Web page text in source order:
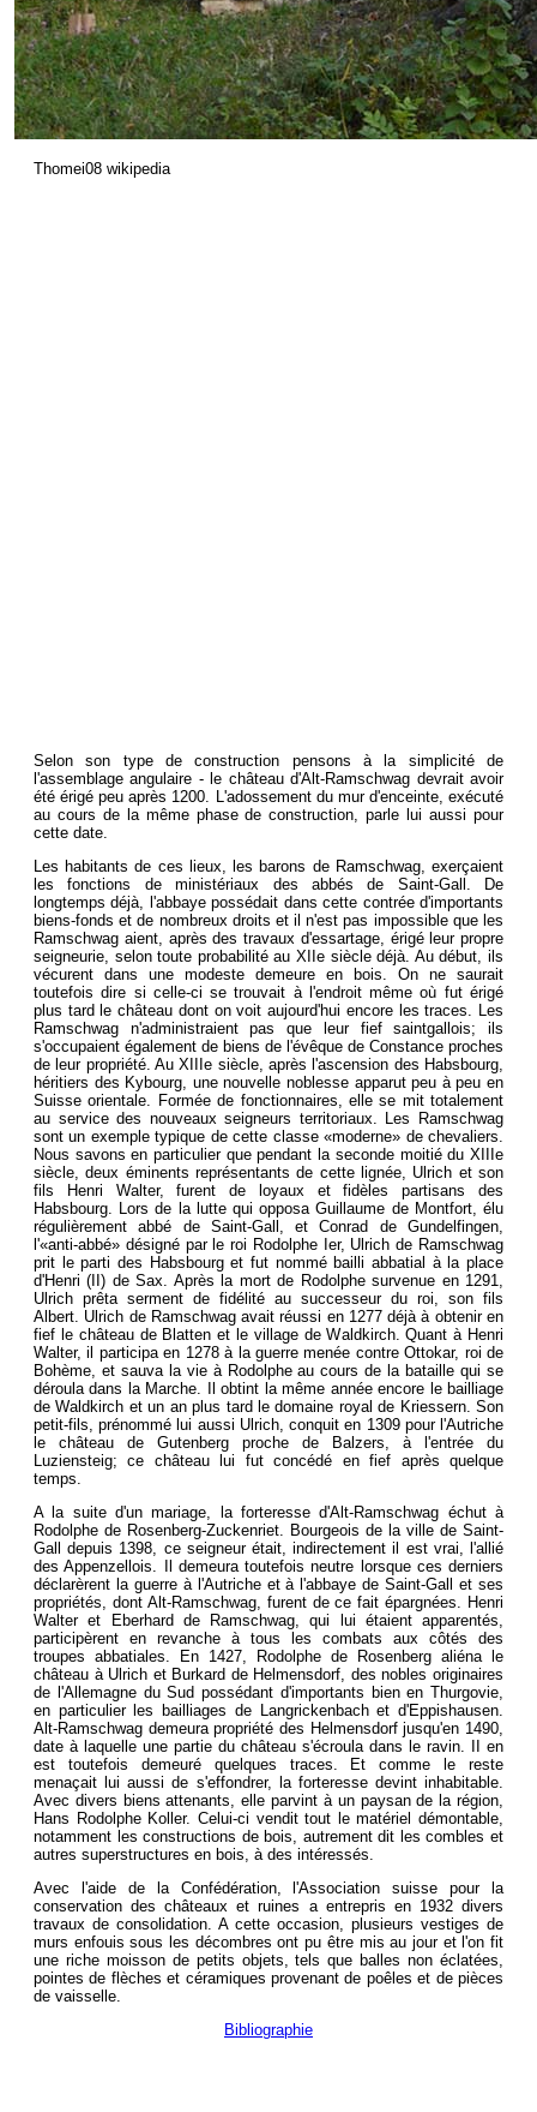
Thomei08 wikipedia
Selon son type de construction pensons à la simplicité de
l'assemblage angulaire - le château d'Alt-Ramschwag devrait avoir
été érigé peu après 1200. L'adossement du mur d'enceinte, exécuté
au cours de la même phase de construction, parle lui aussi pour
cette date.
Les habitants de ces lieux, les barons de Ramschwag, exerçaient
les fonctions de ministériaux des abbés de Saint-Gall. De
longtemps déjà, l'abbaye possédait dans cette contrée d'importants
biens-fonds et de nombreux droits et il n'est pas impossible que les
Ramschwag aient, après des travaux d'essartage, érigé leur propre
seigneurie, selon toute probabilité au XIIe siècle déjà. Au début, ils
vécurent dans une modeste demeure en bois. On ne saurait
toutefois dire si celle-ci se trouvait à l'endroit même où fut érigé
plus tard le château dont on voit aujourd'hui encore les traces. Les
Ramschwag n'administraient pas que leur fief saintgallois; ils
s'occupaient également de biens de l'évêque de Constance proches
de leur propriété. Au XIIIe siècle, après l'ascension des Habsbourg,
héritiers des Kybourg, une nouvelle noblesse apparut peu à peu en
Suisse orientale. Formée de fonctionnaires, elle se mit totalement
au service des nouveaux seigneurs territoriaux. Les Ramschwag
sont un exemple typique de cette classe «moderne» de chevaliers.
Nous savons en particulier que pendant la seconde moitié du XIIIe
siècle, deux éminents représentants de cette lignée, Ulrich et son
fils Henri Walter, furent de loyaux et fidèles partisans des
Habsbourg. Lors de la lutte qui opposa Guillaume de Montfort, élu
régulièrement abbé de Saint-Gall, et Conrad de Gundelfingen,
l'«anti-abbé» désigné par le roi Rodolphe Ier, Ulrich de Ramschwag
prit le parti des Habsbourg et fut nommé bailli abbatial à la place
d'Henri (II) de Sax. Après la mort de Rodolphe survenue en 1291,
Ulrich prêta serment de fidélité au successeur du roi, son fils
Albert. Ulrich de Ramschwag avait réussi en 1277 déjà à obtenir en
fief le château de Blatten et le village de Waldkirch. Quant à Henri
Walter, il participa en 1278 à la guerre menée contre Ottokar, roi de
Bohème, et sauva la vie à Rodolphe au cours de la bataille qui se
déroula dans la Marche. Il obtint la même année encore le bailliage
de Waldkirch et un an plus tard le domaine royal de Kriessern. Son
petit-fils, prénommé lui aussi Ulrich, conquit en 1309 pour l'Autriche
le château de Gutenberg proche de Balzers, à l'entrée du
Luziensteig; ce château lui fut concédé en fief après quelque
temps.
A la suite d'un mariage, la forteresse d'Alt-Ramschwag échut à
Rodolphe de Rosenberg-Zuckenriet. Bourgeois de la ville de Saint-
Gall depuis 1398, ce seigneur était, indirectement il est vrai, l'allié
des Appenzellois. Il demeura toutefois neutre lorsque ces derniers
déclarèrent la guerre à l'Autriche et à l'abbaye de Saint-Gall et ses
propriétés, dont Alt-Ramschwag, furent de ce fait épargnées. Henri
Walter et Eberhard de Ramschwag, qui lui étaient apparentés,
participèrent en revanche à tous les combats aux côtés des
troupes abbatiales. En 1427, Rodolphe de Rosenberg aliéna le
château à Ulrich et Burkard de Helmensdorf, des nobles originaires
de l'Allemagne du Sud possédant d'importants bien en Thurgovie,
en particulier les bailliages de Langrickenbach et d'Eppishausen.
Alt-Ramschwag demeura propriété des Helmensdorf jusqu'en 1490,
date à laquelle une partie du château s'écroula dans le ravin. II en
est toutefois demeuré quelques traces. Et comme le reste
menaçait lui aussi de s'effondrer, la forteresse devint inhabitable.
Avec divers biens attenants, elle parvint à un paysan de la région,
Hans Rodolphe Koller. Celui-ci vendit tout le matériel démontable,
notamment les constructions de bois, autrement dit les combles et
autres superstructures en bois, à des intéressés.
Avec l'aide de la Confédération, l'Association suisse pour la
conservation des châteaux et ruines a entrepris en 1932 divers
travaux de consolidation. A cette occasion, plusieurs vestiges de
murs enfouis sous les décombres ont pu être mis au jour et l'on fit
une riche moisson de petits objets, tels que balles non éclatées,
pointes de flèches et céramiques provenant de poêles et de pièces
de vaisselle.
Bibliographie